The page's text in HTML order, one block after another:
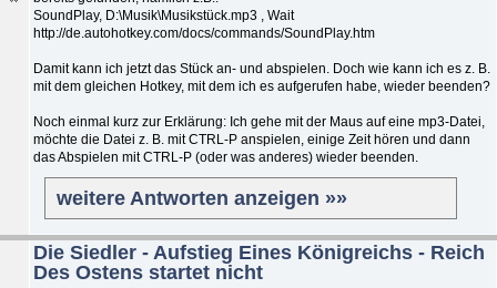
SoundPlay, D:\Musik\Musikstück.mp3 , Wait
http://de.autohotkey.com/docs/commands/SoundPlay.htm
Damit kann ich jetzt das Stück an- und abspielen. Doch wie kann ich es z. B.
mit dem gleichen Hotkey, mit dem ich es aufgerufen habe, wieder beenden?
Noch einmal kurz zur Erklärung: Ich gehe mit der Maus auf eine mp3-Datei,
möchte die Datei z. B. mit CTRL-P anspielen, einige Zeit hören und dann
das Abspielen mit CTRL-P (oder was anderes) wieder beenden.
weitere Antworten anzeigen »»
Die Siedler - Aufstieg Eines Königreichs - Reich
Des Ostens startet nicht